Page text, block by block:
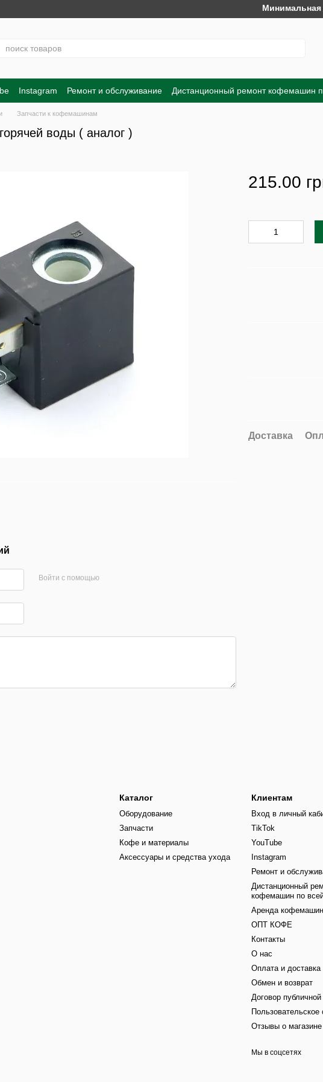
Минимальная
Instagram Ремонт и обслуживание Дистанционный ремонт кофемашин
нас Оплата и доставка Обмен и возврат Договор публичной оферты
Запчасти к кофемашинам
воды ( аналог )
Войти с помощью
215.00
Доставка
Каталог
Оборудование
Запчасти
Кофе и материалы
Аксессуары и средства ухода
Клиентам
Вход в личный
TikTok
YouTube
Instagram
Ремонт и
Дистанционный
кофемашин по
Аренда кофемашин
ОПТ КОФЕ
Контакты
О нас
Оплата и доставка
Обмен и возврат
Договор
Пользовательское
Отзывы о магазине
Мы в соцсетях